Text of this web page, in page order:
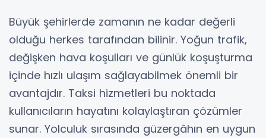
Büyük şehirlerde zamanın ne kadar değerli
olduğu herkes tarafından bilinir. Yoğun trafik,
değişken hava koşulları ve günlük koşuşturma
içinde hızlı ulaşım sağlayabilmek önemli bir
avantajdır. Taksi hizmetleri bu noktada
kullanıcıların hayatını kolaylaştıran çözümler
sunar. Yolculuk sırasında güzergâhın en uygun